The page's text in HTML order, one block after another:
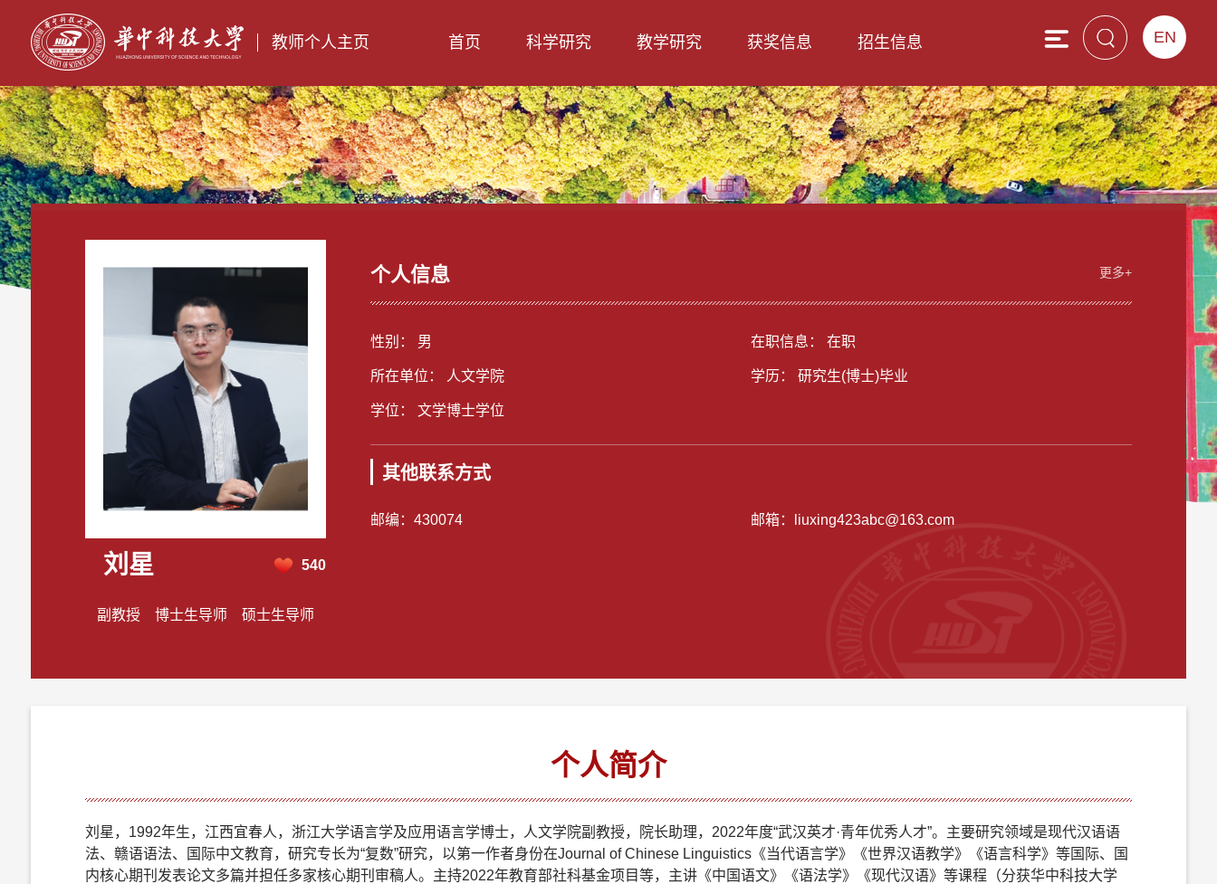
教师个人主页 EN
首页 科学研究 教学研究 获奖信息 招生信息
刘星 540
副教授 博士生导师 硕士生导师
个人信息 更多+
性别： 男 在职信息： 在职
所在单位： 人文学院 学历： 研究生(博士)毕业
学位： 文学博士学位
其他联系方式
邮编： 430074 邮箱： liuxing423abc@163.com
个人简介
刘星，1992年生，江西宜春人，浙江大学语言学及应用语言学博士，人文学院副教授，院长助理，2022年度“武汉英才·青年优秀人才”。主要研究领域是现代汉语语
法、赣语语法、国际中文教育，研究专长为“复数”研究，以第一作者身份在Journal of Chinese Linguistics《当代语言学》《世界汉语教学》《语言科学》等国际、国
内核心期刊发表论文多篇并担任多家核心期刊审稿人。主持2022年教育部社科基金项目等，主讲《中国语文》《语法学》《现代汉语》等课程（分获华中科技大学